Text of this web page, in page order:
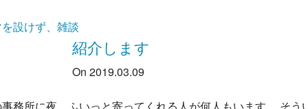
設けず、雑談
紹介します
On 2019.03.09
務所に夜、ふいっと寄ってくれる人が何人もいます。 そう